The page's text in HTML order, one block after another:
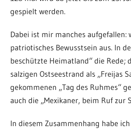
gespielt werden.
Dabei ist mir manches
patriotisches Bewusstsein aus. In
beschützte Heimatland“ die Rede;
salzigen Ostseestrand als „Freijas
gekommenen „Tag des Ruhmes“
auch die „Mexikaner, beim Ruf zur
In diesem Zusammenhang habe